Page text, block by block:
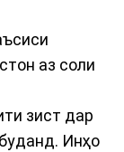
аз соли
зист дар
Инҳо